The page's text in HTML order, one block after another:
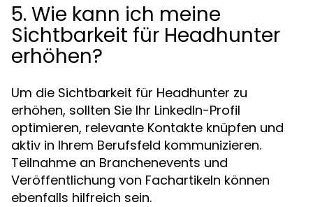
5. Wie kann ich meine
Sichtbarkeit für Headhunter
erhöhen?
Um die Sichtbarkeit für Headhunter zu
erhöhen, sollten Sie Ihr LinkedIn-Profil
optimieren, relevante Kontakte knüpfen und
aktiv in Ihrem Berufsfeld kommunizieren.
Teilnahme an Branchenevents und
Veröffentlichung von Fachartikeln können
ebenfalls hilfreich sein.